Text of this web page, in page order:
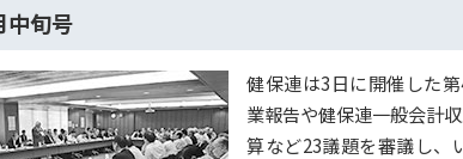
旬号
健保連は3日に開催した
業報告や健保連一般会計
算など23議題を審議し、